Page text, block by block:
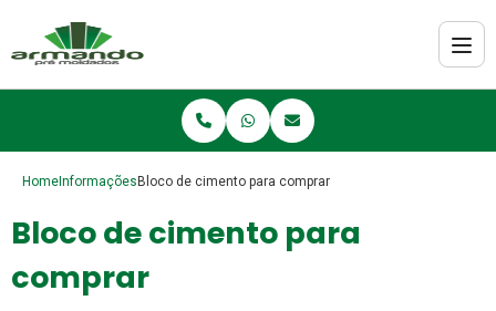
Home Informações Bloco de cimento para comprar
Bloco de cimento para
comprar